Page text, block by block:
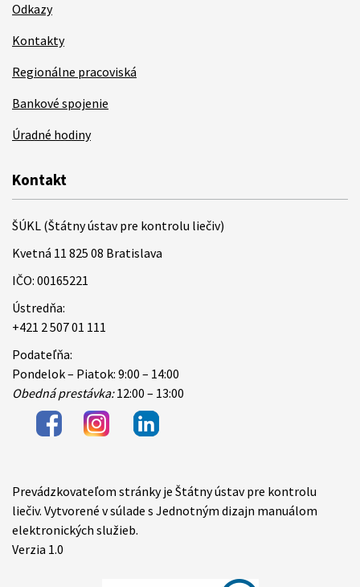
Odkazy
Kontakty
Regionálne pracoviská
Bankové spojenie
Úradné hodiny
Kontakt
ŠÚKL (Štátny ústav pre kontrolu liečiv)
Kvetná 11 825 08 Bratislava
IČO: 00165221
Ústredňa:
+421 2 507 01 111
Podateľňa:
Pondelok – Piatok: 9:00 – 14:00
Obedná prestávka:12:00 – 13:00
Items
Prevádzkovateľom stránky je Štátny ústav pre kontrolu
liečiv. Vytvorené v súlade s Jednotným dizajn manuálom
elektronických služieb.
Verzia 1.0